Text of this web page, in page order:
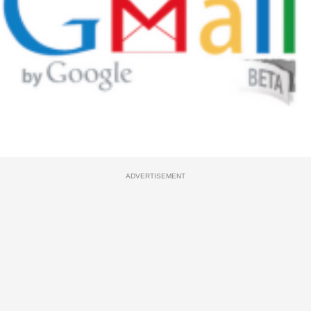
ADVERTISEMENT